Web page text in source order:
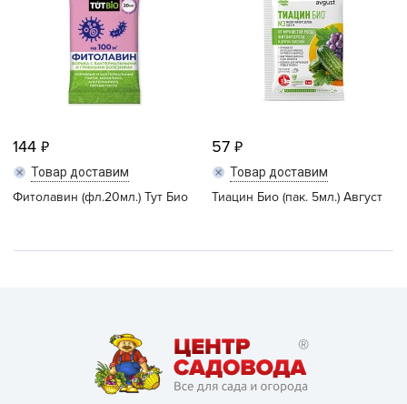
144
Товар доставим
Фитолавин (фл.20мл.) Тут Био
57
Товар доставим
Тиацин Био (пак. 5мл.) Август